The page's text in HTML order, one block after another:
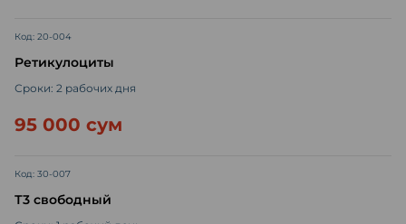
Код: 20-004
Ретикулоциты
Сроки: 2 рабочих дня
95 000 сум
Код: 30-007
Т3 свободный